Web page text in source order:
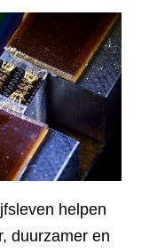
helpen
duurzamer en